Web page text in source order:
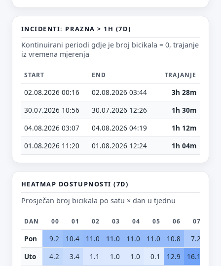
INCIDENTI: PRAZNA > 1H (7D)
Kontinuirani periodi gdje je broj bicikala = 0, trajanje
iz vremena mjerenja
START END TRAJANJE
02.08.2026 00:16 02.08.2026 03:44
3h 28m
30.07.2026 10:56
30.07.2026 12:26
1h 30m
04.08.2026 03:07
04.08.2026 04:19
1h 12m
01.08.2026 11:20
01.08.2026 12:24 1h 04m
HEATMAP DOSTUPNOSTI (7D)
Prosječan broj bicikala po satu × dan u tjednu
DAN 00 01 02 03 04 05 06 07
Pon 9.2 10.4 11.0 11.0 11.0 11.0 10.8 7.2
Uto
4.2 3.4 1.1 1.0 1.0 0.1 12.9 16.1
Ne moraš upisati e-mail — prijedlog možeš poslati i anonimno.
Odustani Pošalji